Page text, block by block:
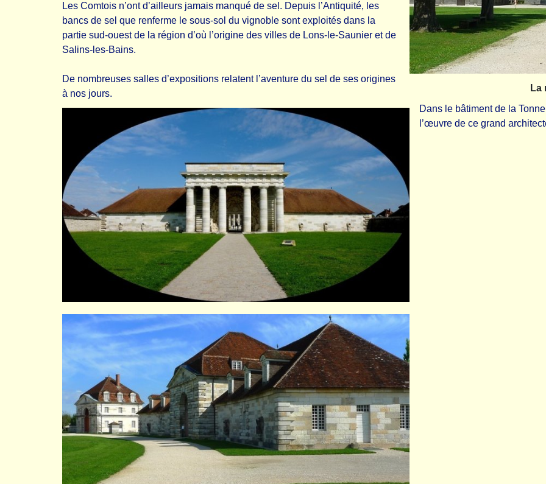
La
Les Comtois n’ont d’ailleurs jamais manqué de sel. Depuis l’Antiquité, les
bancs de sel que renferme le sous-sol du vignoble sont exploités dans la
partie sud-ouest de la région d’où l’origine des villes de Lons-le-Saunier et de
Salins-les-Bains.
De nombreuses salles d’expositions relatent l’aventure du sel de ses origines
à nos jours.
Dans le bâtiment de la
l’œuvre de ce grand